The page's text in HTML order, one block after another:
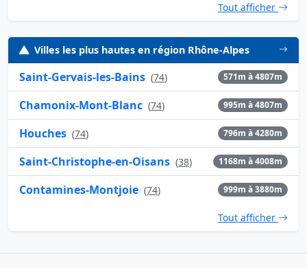
Tout afficher
Villes les plus hautes en région Rhône-Alpes
Saint-Gervais-les-Bains (74) 571m à 4807m
Chamonix-Mont-Blanc (74) 995m à 4807m
Houches (74) 796m à 4280m
Saint-Christophe-en-Oisans (38) 1168m à 4008m
Contamines-Montjoie (74) 999m à 3880m
Tout afficher